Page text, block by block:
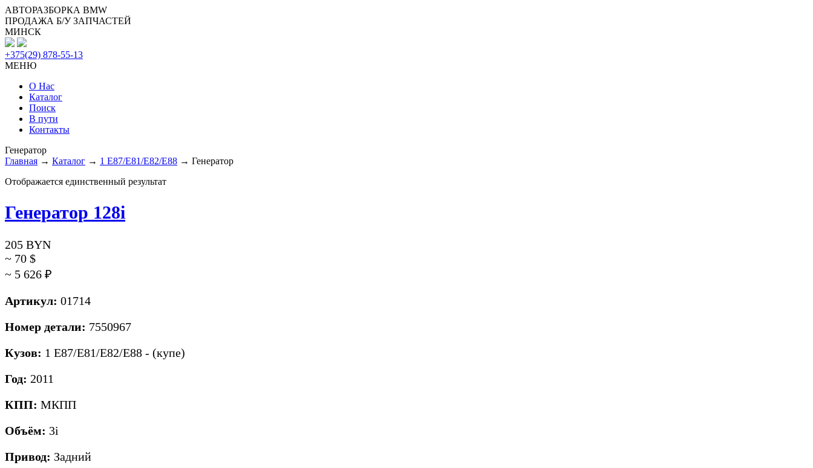
АВТОРАЗБОРКА BMW
ПРОДАЖА Б/У ЗАПЧАСТЕЙ
МИНСК
+375(29) 878-55-13
МЕНЮ
О Нас
Каталог
Поиск
В пути
Контакты
Генератор
Главная → Каталог → 1 E87/E81/E82/E88 → Генератор
Отображается единственный результат
Генератор 128i
205 BYN
~ 70 $
~ 5 626 ₽
Артикул: 01714
Номер детали: 7550967
Кузов: 1 E87/E81/E82/E88 - (купе)
Год: 2011
КПП: МКПП
Объём: 3i
Привод: Задний